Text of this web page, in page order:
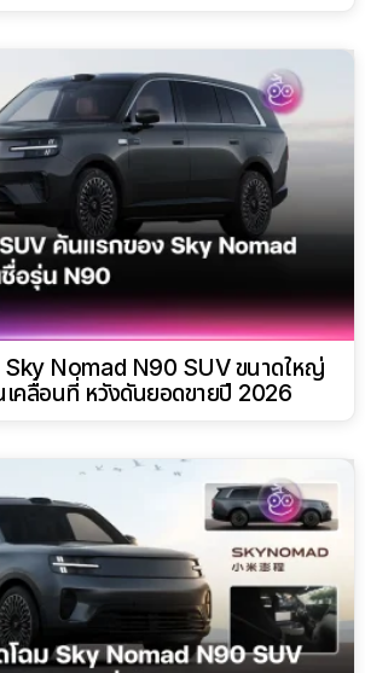
Sky Nomad N90 SUV ขนาดใหญ่
เคลื่อนที่ หวังดันยอดขายปี 2026